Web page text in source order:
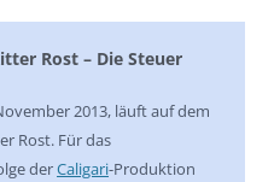
Rost – Die Steuer
2013, läuft auf dem
Rost. Für das
derCaligari-Produktion